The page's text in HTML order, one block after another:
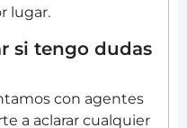
lugar.
si tengo dudas
con agentes
a aclarar cualquier